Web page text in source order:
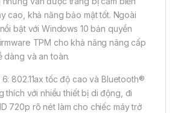
cao, khả năng bảo mật tốt. Ngoài
bật với Windows 10 bản quyền
TPM cho khả năng nâng cấp
dàng và an toàn.
802.11ax tốc độ cao và Bluetooth®
thích với nhiều thiết bị di động, đi
720p rõ nét làm cho chiếc máy trở